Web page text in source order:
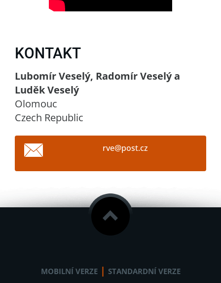
KONTAKT
Lubomír Veselý, Radomír Veselý a
Luděk Veselý
Olomouc
Czech Republic
rve@post.cz
MOBILNÍ VERZE | STANDARDNÍ VERZE